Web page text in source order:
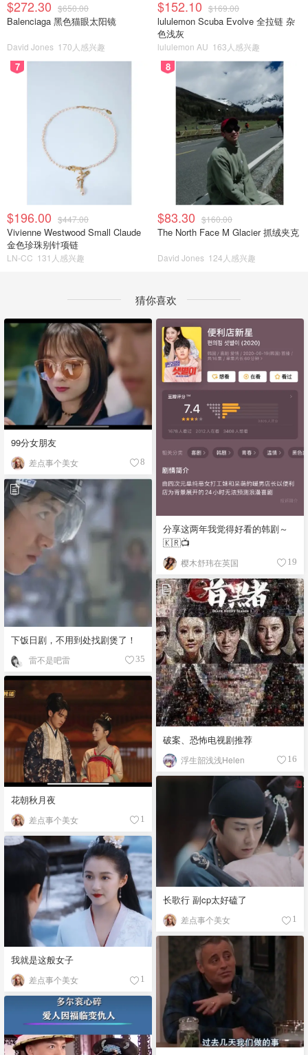
$272.30 $650.00
Balenciaga 黑色猫眼太阳镜
David Jones 170人感兴趣
$152.10 $169.00
lululemon Scuba Evolve 全拉链 杂
色浅灰
lululemon AU 163人感兴趣
7
$196.00 $447.00
Vivienne Westwood Small Claude
金色珍珠别针项链
LN-CC 131人感兴趣
8
$83.30 $160.00
The North Face M Glacier 抓绒夹克
David Jones 124人感兴趣
猜你喜欢
99分女朋友
差点事个美女 8
分享这两年我觉得好看的韩剧～
🇰🇷📺
樱木舒玮在英国 19
下饭日剧，不用到处找剧煲了！
雷不是吧雷 35
破案、恐怖电视剧推荐
浮生韶浅浅Helen 16
花朝秋月夜
差点事个美女 1
长歌行 副cp太好磕了
差点事个美女 1
我就是这般女子
差点事个美女 1